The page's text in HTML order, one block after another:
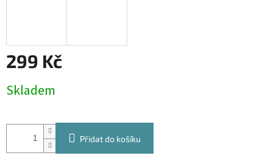
299 Kč
cena:
Skladem
Přidat do košíku